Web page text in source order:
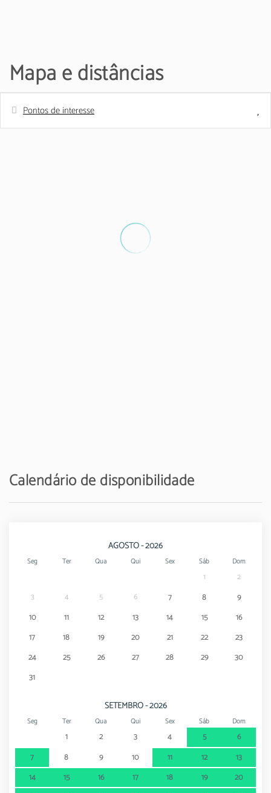
Mapa e distâncias
Pontos de interesse
Praia de areia - Praia de Vilamoura
Calendário de disponibilidade
AGOSTO - 2026
Seg Ter Qua Qui Sex Sáb Dom
1
2
3
4 5 6 7 8
9
10
11 12 13 14 15
16
17
18 19 20 21 22
23
24
25 26 27 28 29
30
31
SETEMBRO - 2026
Seg Ter Qua Qui Sex Sáb Dom
1 2 3 4 5
6
7
8 9 10 11 12
13
14
15 16 17 18 19
20